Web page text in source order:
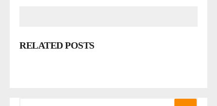
RELATED POSTS